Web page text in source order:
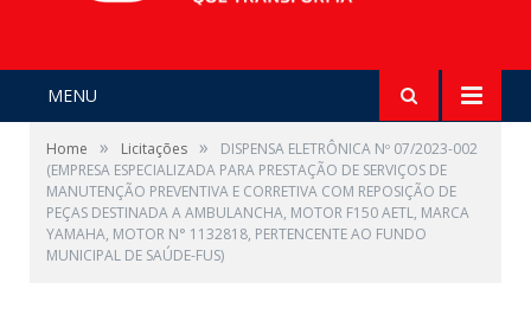
MENU
Home » Licitações »
DISPENSA ELETRÔNICA Nº 07/2023-002
(EMPRESA ESPECIALIZADA PARA PRESTAÇÃO DE SERVIÇOS DE
MANUTENÇÃO PREVENTIVA E CORRETIVA COM REPOSIÇÃO DE
PEÇAS DESTINADA A AMBULANCHA, MOTOR F150 AETL, MARCA
YAMAHA, MOTOR N° 1132818, PERTENCENTE AO FUNDO
MUNICIPAL DE SAÚDE-FUS)